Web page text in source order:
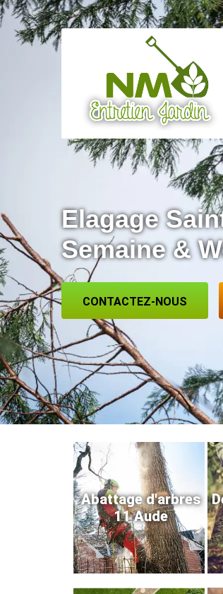
Elagage
Semaine &
CONTACTEZ-NOUS
Abattage d'arbres
11 Aude